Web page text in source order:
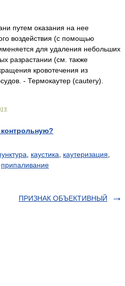
путем оказания на нее
воздействия (с помощью
для удаления небольших
разрастании (см. также
кровотечения из
- Термокаутер (cautery).
каустика каутеризация
припаливание
ПРИЗНАК ОБЪЕКТИВНЫЙ